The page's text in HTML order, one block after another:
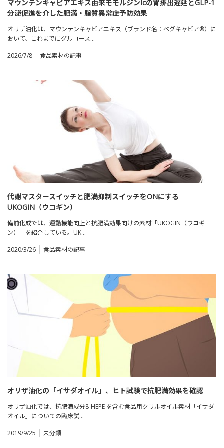
マウンテンキャビアエキス由来モモルジンIcの胃排出遅延とGLP-1
分泌促進を介した肥満・脂質異常症予防効果
オリザ油化は、マウンテンキャビアエキス（ブランド名：ベグキャビア®）に
おいて、これまでにグルコース…
2026/7/8
食品素材の記事
代謝マスタースイッチと肥満抑制スイッチをONにする
UKOGIN（ウコギン）
備前化成では、運動機能向上と抗肥満効果向けの素材「UKOGIN（ウコギ
ン）」を紹介している。UK…
2020/3/26
食品素材の記事
オリザ油化の「イサダオイル」、ヒト試験で抗肥満効果を確認
オリザ油化では、抗肥満成分8-HEPE を含む食品用クリルオイル素材「イサダ
オイル」についての臨床試…
2019/9/25
未分類